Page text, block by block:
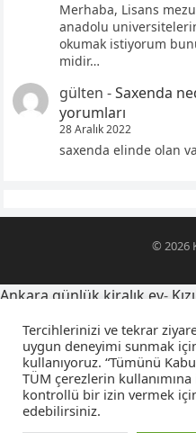
Merhaba, Lisans
anadolu
okumak istiyorum
midir…
gülten -Saxenda
yorumları
28 Aralık 2022
saxenda elinde olan
© 2026
Tercihlerinizi ve tekrar
uygun deneyimi sunmak
kullanıyoruz. “Tümünü
TÜM çerezlerin
kontrollü bir izin vermek
edebilirsiniz.
Ankara günlük kiralık ev-
yegensozleri.net-Latince
sevgiliyi farsça telefona
sorular-amca yeğen sözleri-
isimleri-osmanlıca sevgiliyi